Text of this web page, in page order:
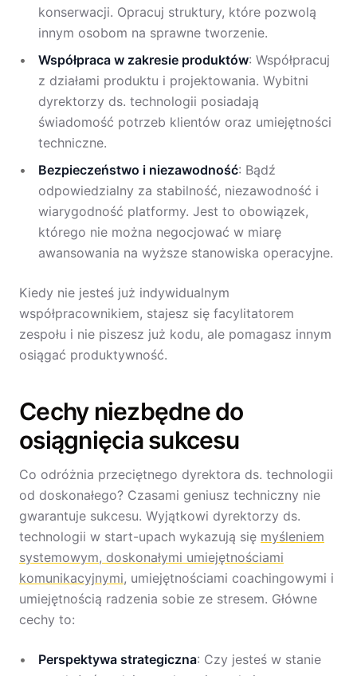
konserwacji. Opracuj struktury, które pozwolą
innym osobom na sprawne tworzenie.
Współpraca w zakresie produktów: Współpracuj
z działami produktu i projektowania. Wybitni
dyrektorzy ds. technologii posiadają
świadomość potrzeb klientów oraz umiejętności
techniczne.
Bezpieczeństwo i niezawodność: Bądź
odpowiedzialny za stabilność, niezawodność i
wiarygodność platformy. Jest to obowiązek,
którego nie można negocjować w miarę
awansowania na wyższe stanowiska operacyjne.
Kiedy nie jesteś już indywidualnym
współpracownikiem, stajesz się facylitatorem
zespołu i nie piszesz już kodu, ale pomagasz innym
osiągać produktywność.
Cechy niezbędne do
osiągnięcia sukcesu
Co odróżnia przeciętnego dyrektora ds. technologii
od doskonałego? Czasami geniusz techniczny nie
gwarantuje sukcesu. Wyjątkowi dyrektorzy ds.
technologii w start-upach wykazują się myśleniem
systemowym, doskonałymi umiejętnościami
komunikacyjnymi, umiejętnościami coachingowymi i
umiejętnością radzenia sobie ze stresem. Główne
cechy to:
Perspektywa strategiczna: Czy jesteś w stanie